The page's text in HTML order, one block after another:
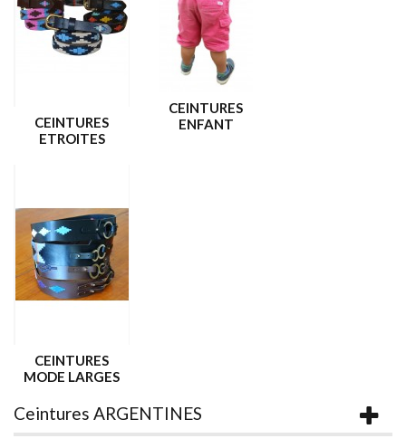
CEINTURES
ETROITES
CEINTURES
ENFANT
CEINTURES
MODE LARGES
Ceintures ARGENTINES